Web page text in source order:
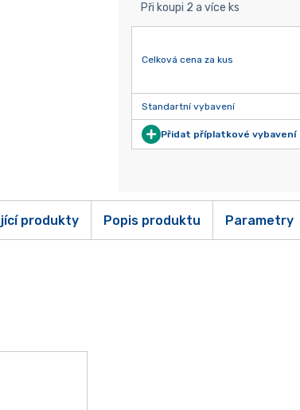
Při koupi 2 a více ks
Celková cena za kus
Standartní vybavení
Přidat příplatkové vybavení
produkty Popis produktu Parametry